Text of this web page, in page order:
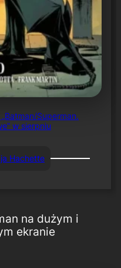
Superman.
w sierpniu
Hachette
na dużym i
ekranie